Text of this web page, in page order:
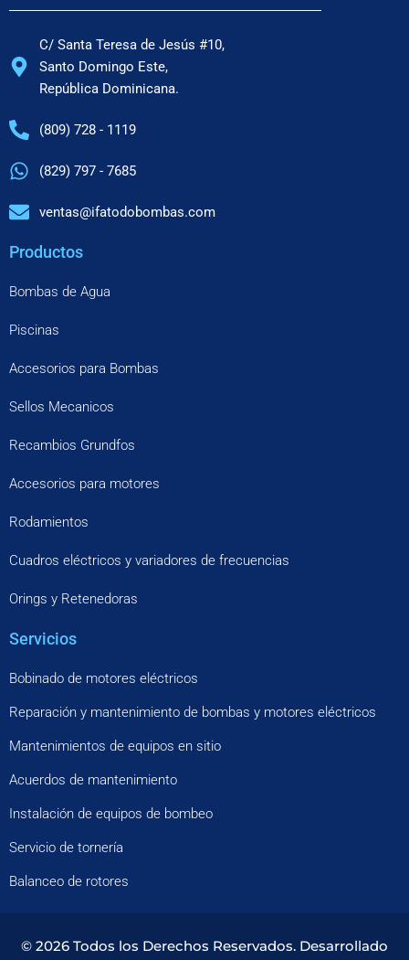
C/ Santa Teresa de Jesús #10,
Santo Domingo Este,
República Dominicana.
(809) 728 - 1119
(829) 797 - 7685
ventas@ifatodobombas.com
Productos
Bombas de Agua
Piscinas
Accesorios para Bombas
Sellos Mecanicos
Recambios Grundfos
Accesorios para motores
Rodamientos
Cuadros eléctricos y variadores de frecuencias
Orings y Retenedoras
Servicios
Bobinado de motores eléctricos
Reparación y mantenimiento de bombas y motores eléctricos
Mantenimientos de equipos en sitio
Acuerdos de mantenimiento
Instalación de equipos de bombeo
Servicio de tornería
Balanceo de rotores
© 2026 Todos los Derechos Reservados. Desarrollado